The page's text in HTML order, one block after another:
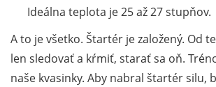
Ideálna teplota je 25 až 27 stupňov.
A to je všetko. Štartér je založený. Od
len sledovať a kŕmiť, starať sa oň.
naše kvasinky. Aby nabral štartér silu,